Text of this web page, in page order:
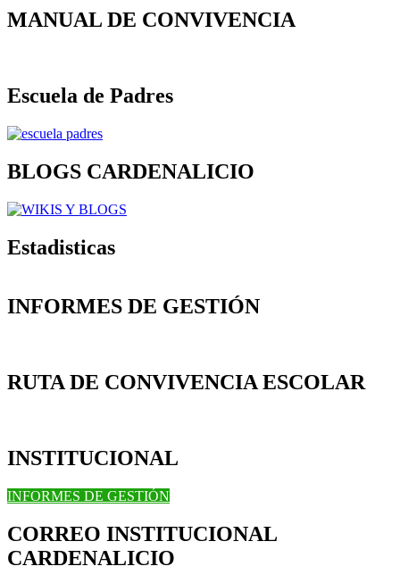
MANUAL DE CONVIVENCIA
Escuela de Padres
BLOGS CARDENALICIO
Estadisticas
INFORMES DE GESTIÓN
RUTA DE CONVIVENCIA ESCOLAR
INSTITUCIONAL
INFORMES DE GESTIÓN
CORREO INSTITUCIONAL
CARDENALICIO